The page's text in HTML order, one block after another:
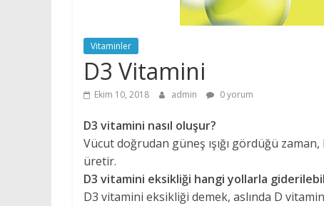
Vitaminler
D3 Vitamini
Ekim 10, 2018 admin 0 yorum
D3 vitamini nasıl oluşur?
Vücut doğrudan güneş ışığı gördüğü
üretir.
D3 vitamini eksikliği hangi yollarla
D3 vitamini eksikliği demek, aslında D